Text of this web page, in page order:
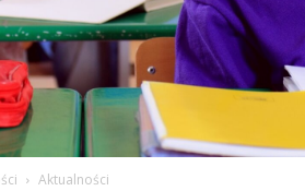
Aktualności